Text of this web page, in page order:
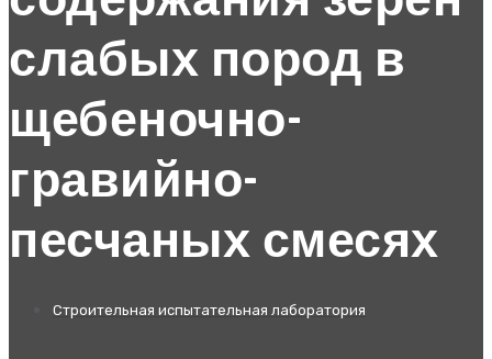
слабых пород в
щебеночно-
гравийно-
песчаных смесях
Строительная испытательная лаборатория